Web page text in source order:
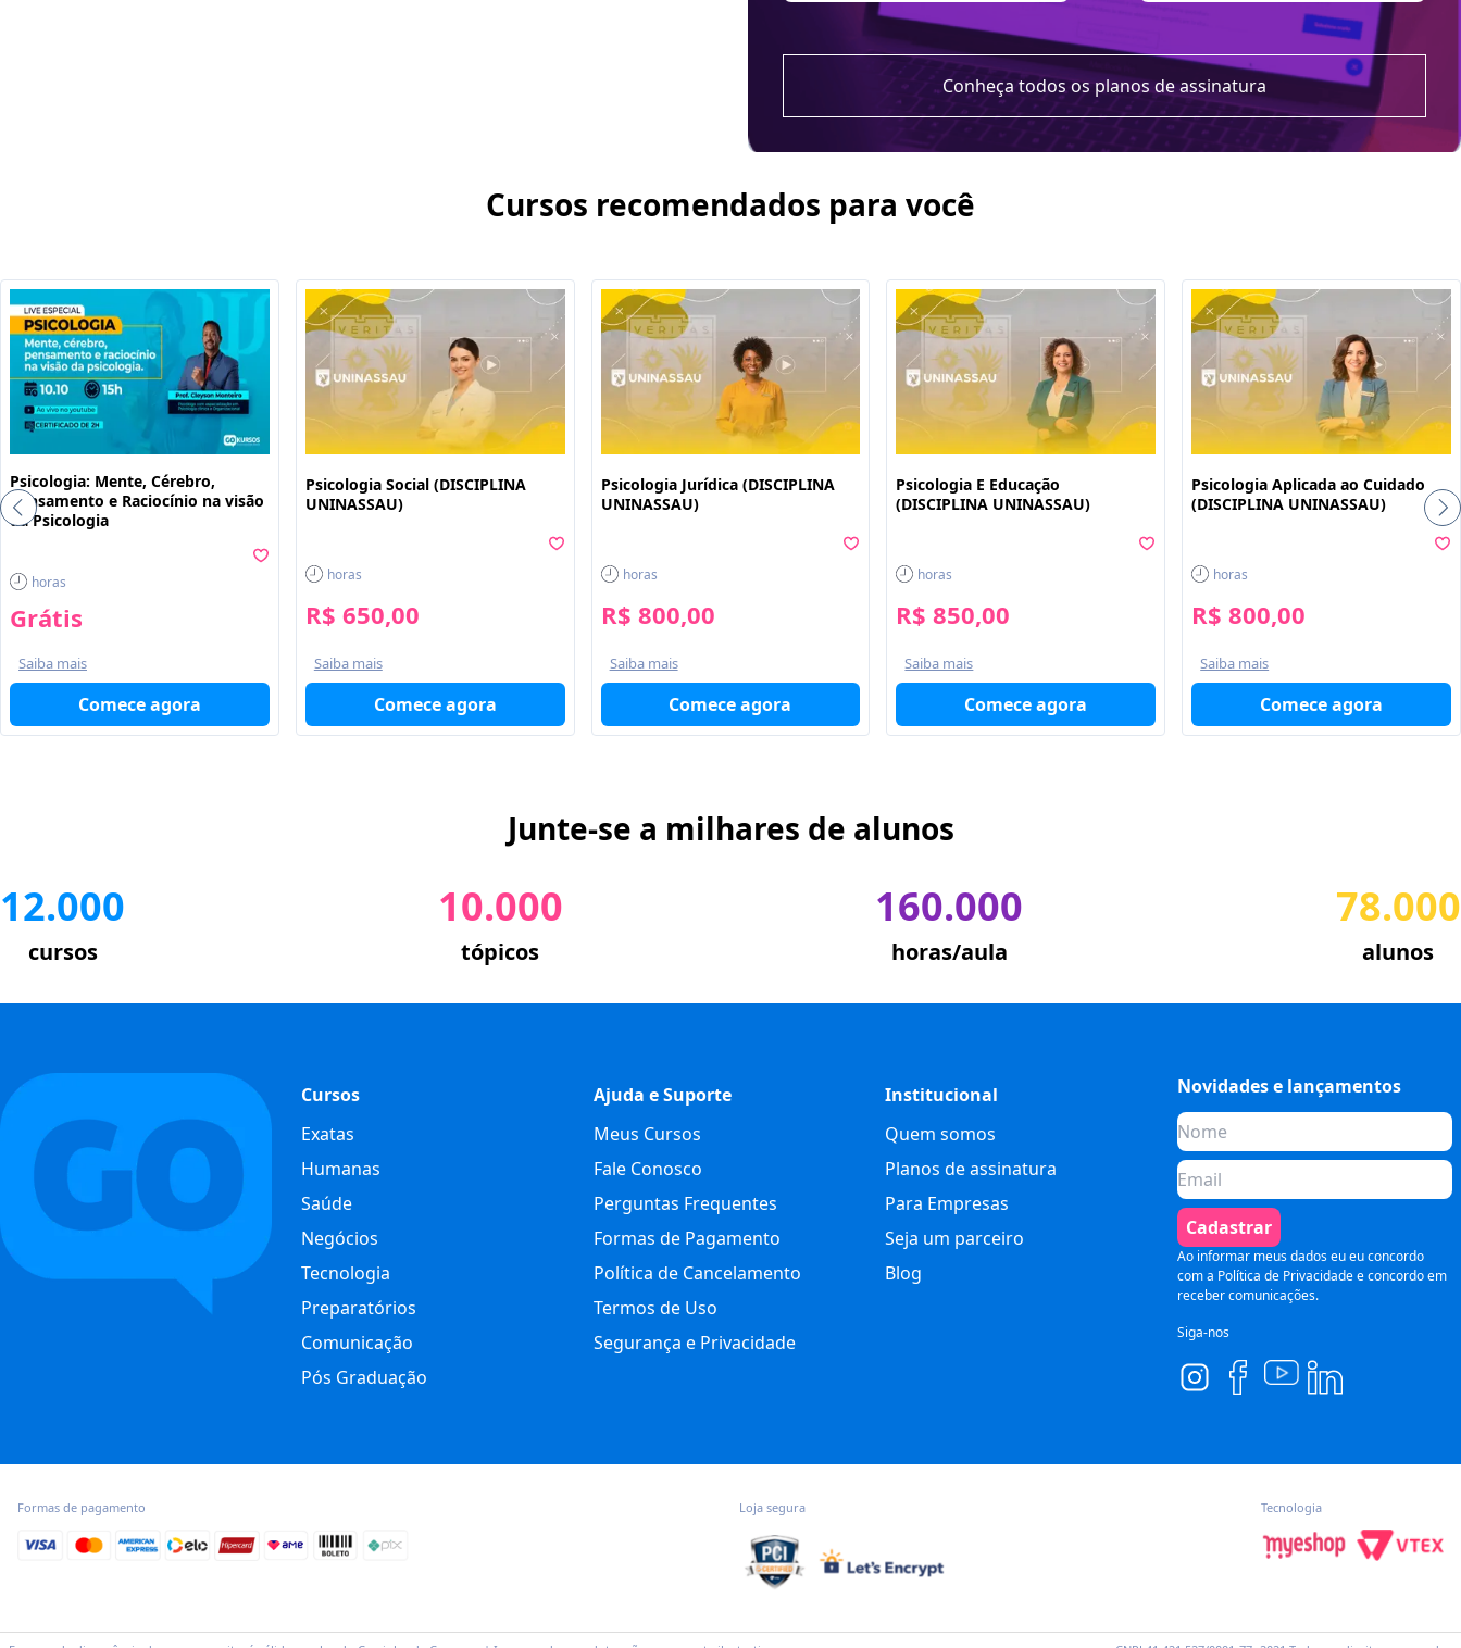
Conheça todos os planos de assinatura
Cursos recomendados para você
Psicologia: Mente, Cérebro,
Pensamento e Raciocínio na visão
da Psicologia
horas
Grátis
Saiba mais
Comece agora
Psicologia Social (DISCIPLINA
UNINASSAU)
horas
R$ 650,00
Saiba mais
Comece agora
Psicologia Jurídica (DISCIPLINA
UNINASSAU)
horas
R$ 800,00
Saiba mais
Comece agora
Psicologia E Educação
(DISCIPLINA UNINASSAU)
horas
R$ 850,00
Saiba mais
Comece agora
Psicologia Aplicada ao Cuidado
(DISCIPLINA UNINASSAU)
horas
R$ 800,00
Saiba mais
Comece agora
Junte-se a milhares de alunos
12.000
cursos
10.000
tópicos
160.000
horas/aula
78.000
alunos
Cursos
Exatas
Humanas
Saúde
Negócios
Tecnologia
Preparatórios
Comunicação
Pós Graduação
Ajuda e Suporte
Meus Cursos
Fale Conosco
Perguntas Frequentes
Formas de Pagamento
Política de Cancelamento
Termos de Uso
Segurança e Privacidade
Institucional
Quem somos
Planos de assinatura
Para Empresas
Seja um parceiro
Blog
Novidades e lançamentos
Cadastrar
Ao informar meus dados eu eu concordo
com a Política de Privacidadee concordo em
receber comunicações.
Siga-nos
Formas de pagamento Loja segura Tecnologia